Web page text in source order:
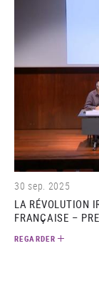
30 sep. 2025
LA RÉVOLUTION
FRANÇAISE –
REGARDER